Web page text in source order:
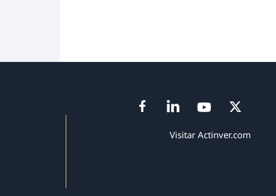
Visitar Actinver.com